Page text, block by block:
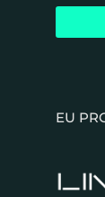
EU